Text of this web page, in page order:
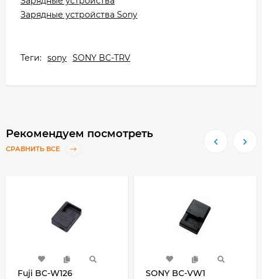
Зарядные устройства Sony
Теги: sony SONY BC-TRV
Рекомендуем посмотреть
СРАВНИТЬ ВСЕ
Fuji BC-W126 SONY BC-VW1